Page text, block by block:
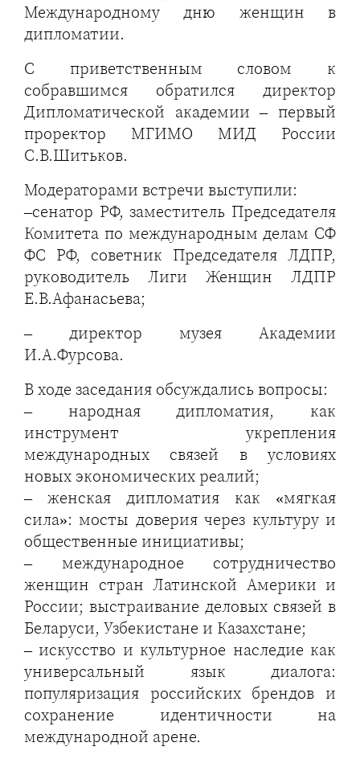
Международному дню женщин в
дипломатии.
С приветственным словом к
собравшимся обратился директор
Дипломатической академии – первый
проректор МГИМО МИД России
С.В.Шитьков.
Модераторами встречи выступили:
–сенатор РФ, заместитель Председателя
Комитета по международным делам СФ
ФС РФ, советник Председателя ЛДПР,
руководитель Лиги Женщин ЛДПР
Е.В.Афанасьева;
– директор музея Академии
И.А.Фурсова.
В ходе заседания обсуждались вопросы:
– народная дипломатия, как
инструмент укрепления
международных связей в условиях
новых экономических реалий;
– женская дипломатия как «мягкая
сила»: мосты доверия через культуру и
общественные инициативы;
– международное сотрудничество
женщин стран Латинской Америки и
России; выстраивание деловых связей в
Беларуси, Узбекистане и Казахстане;
– искусство и культурное наследие как
универсальный язык диалога:
популяризация российских брендов и
сохранение идентичности на
международной арене.